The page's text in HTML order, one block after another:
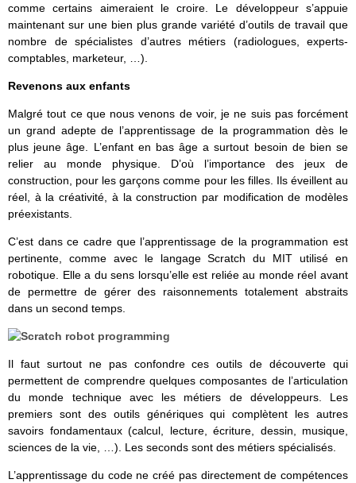
comme certains aimeraient le croire. Le développeur s’appuie
maintenant sur une bien plus grande variété d’outils de travail que
nombre de spécialistes d’autres métiers (radiologues, experts-
comptables, marketeur, …).
Revenons aux enfants
Malgré tout ce que nous venons de voir, je ne suis pas forcément
un grand adepte de l’apprentissage de la programmation dès le
plus jeune âge. L’enfant en bas âge a surtout besoin de bien se
relier au monde physique. D’où l’importance des jeux de
construction, pour les garçons comme pour les filles. Ils éveillent au
réel, à la créativité, à la construction par modification de modèles
préexistants.
C’est dans ce cadre que l’apprentissage de la programmation est
pertinente, comme avec le langage Scratch du MIT utilisé en
robotique. Elle a du sens lorsqu’elle est reliée au monde réel avant
de permettre de gérer des raisonnements totalement abstraits
dans un second temps.
Il faut surtout ne pas confondre ces outils de découverte qui
permettent de comprendre quelques composantes de l’articulation
du monde technique avec les métiers de développeurs. Les
premiers sont des outils génériques qui complètent les autres
savoirs fondamentaux (calcul, lecture, écriture, dessin, musique,
sciences de la vie, …). Les seconds sont des métiers spécialisés.
L’apprentissage du code ne créé pas directement de compétences